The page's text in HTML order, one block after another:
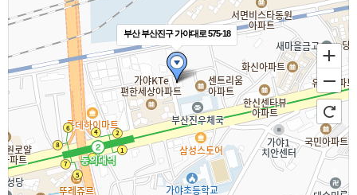
부산 부산진구 가야대로 575-18